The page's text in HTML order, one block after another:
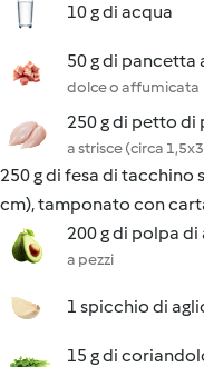
10 g di acqua
50 g di pancetta
dolce o affumicata
250 g di petto di
a strisce (circa
250 g di fesa di tacchino
cm), tamponato con
200 g di polpa
a pezzi
1 spicchio di
15 g di